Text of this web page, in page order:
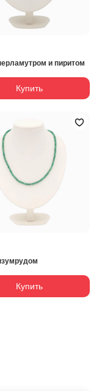
и пиритом
Купить
Купить